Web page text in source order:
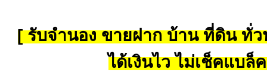
[ รับจำนอง ขายฝาก บ้าน ที่ดิน ทั่ว
ได้เงินไว ไม่เช็คแบล็